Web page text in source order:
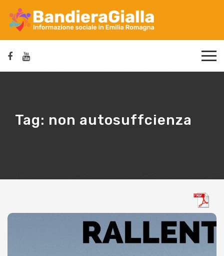
Tag: non autosuffcienza